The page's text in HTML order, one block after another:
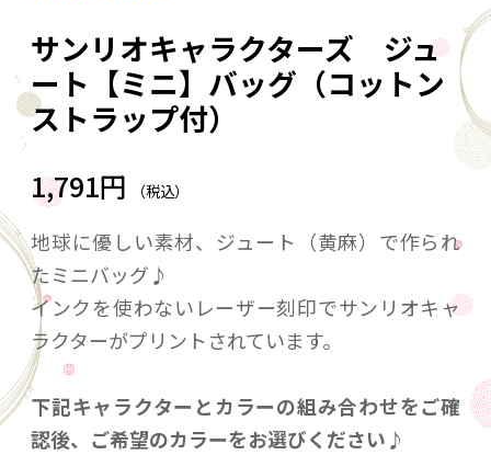
サンリオキャラクターズ ジュ
ート【ミニ】バッグ（コットン
ストラップ付）
1,791円 （税込）
地球に優しい素材、ジュート（黄麻）で作られ
たミニバッグ♪
インクを使わないレーザー刻印でサンリオキャ
ラクターがプリントされています。
下記キャラクターとカラーの組み合わせをご確
認後、ご希望のカラーをお選びください♪